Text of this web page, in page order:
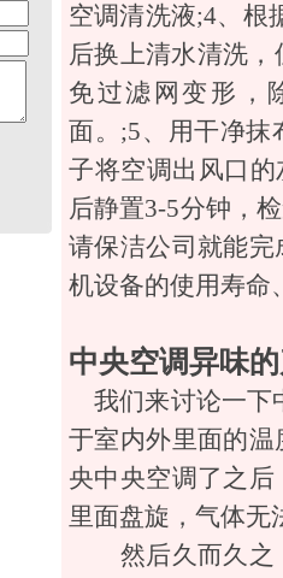
空调清洗液;4、根
后换上清水清洗
免过滤网变形，
面。;5、用干净抹
子将空调出风口
后静置3-5分钟，
请保洁公司就能
机设备的使用寿命
中央空调异味
我们来讨论一下
于室内外里面的
央中央空调了之
里面盘旋，气体无
然后久而久之，